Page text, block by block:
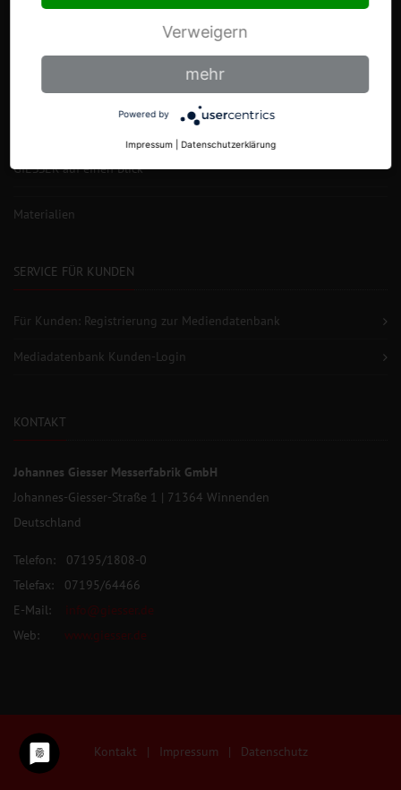
GIESSER auf einen Blick
Materialien
SERVICE FÜR KUNDEN
Für Kunden: Registrierung zur Mediendatenbank
Mediadatenbank Kunden-Login
KONTAKT
Johannes Giesser Messerfabrik GmbH
Johannes-Giesser-Straße 1 | 71364 Winnenden
Deutschland
Telefon: 07195/1808-0
Telefax: 07195/64466
E-Mail:
info@giesser.de
Web: www.giesser.de
Kontakt | Impressum | Datenschutz
Verweigern
mehr
Powered by
Impressum Datenschutzerklärung